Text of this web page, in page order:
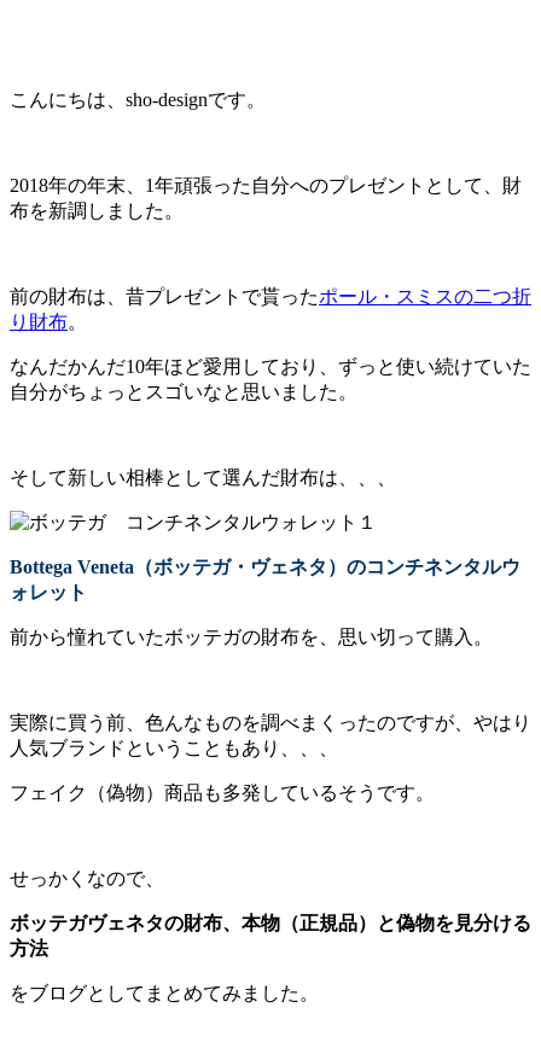
こんにちは、sho-designです。
2018年の年末、1年頑張った自分へのプレゼントとして、財
布を新調しました。
前の財布は、昔プレゼントで貰ったポール・スミスの二つ折
り財布。
なんだかんだ10年ほど愛用しており、ずっと使い続けていた
自分がちょっとスゴいなと思いました。
そして新しい相棒として選んだ財布は、、、
Bottega Veneta（ボッテガ・ヴェネタ）のコンチネンタルウ
ォレット
前から憧れていたボッテガの財布を、思い切って購入。
実際に買う前、色んなものを調べまくったのですが、やはり
人気ブランドということもあり、、、
フェイク（偽物）商品も多発しているそうです。
せっかくなので、
ボッテガヴェネタの財布、本物（正規品）と偽物を見分ける
方法
をブログとしてまとめてみました。